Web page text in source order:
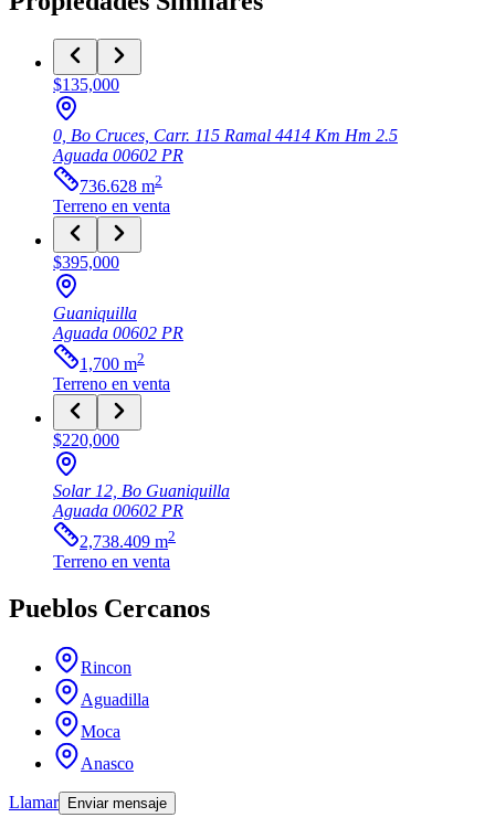
$135,000
0, Bo Cruces, Carr. 115 Ramal 4414 Km Hm 2.5
Aguada 00602 PR
736.628 m2
Terreno en venta
$395,000
Guaniquilla
Aguada 00602 PR
1,700 m2
Terreno en venta
$220,000
Solar 12, Bo Guaniquilla
Aguada 00602 PR
2,738.409 m2
Terreno en venta
Pueblos Cercanos
Rincon
Aguadilla
Moca
Anasco
Llamar Enviar mensaje